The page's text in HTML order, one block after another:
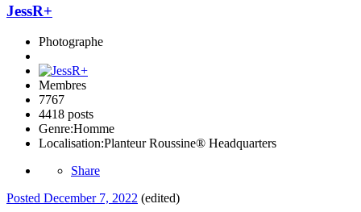
JessR+
Photographe
Membres
7767
4418 posts
Genre:Homme
Localisation:Planteur Roussine® Headquarters
Share
Posted December 7, 2022 (edited)